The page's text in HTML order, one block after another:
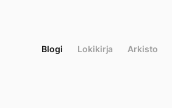
Blogi Lokikirja Arkisto